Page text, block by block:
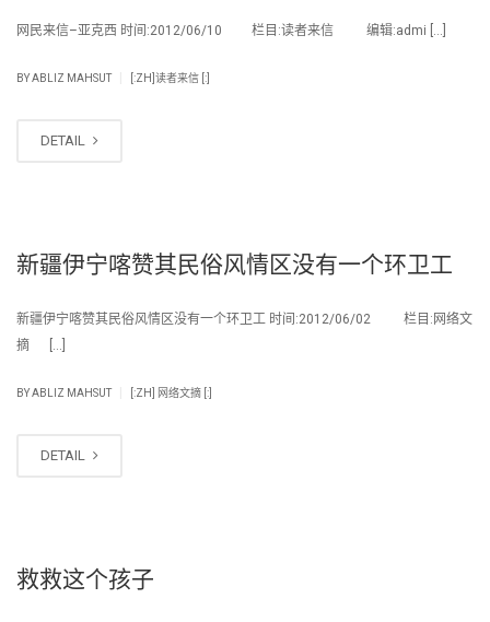
网民来信–亚克西 时间:2012/06/10 栏目:读者来信 编辑:admi […]
BYABLIZ MAHSUT [:ZH]读者来信 [:]
DETAIL
新疆伊宁喀赞其民俗风情区没有一个环卫工
新疆伊宁喀赞其民俗风情区没有一个环卫工 时间:2012/06/02 栏目:网络文
摘 […]
BYABLIZ MAHSUT [:ZH] 网络文摘 [:]
DETAIL
救救这个孩子